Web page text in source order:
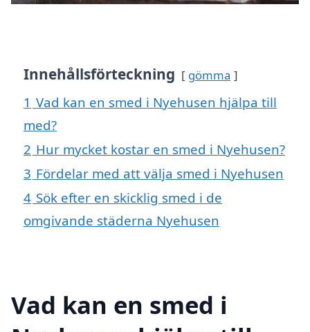
Innehållsförteckning gömma
1 Vad kan en smed i Nyehusen hjälpa till
med?
2 Hur mycket kostar en smed i Nyehusen?
3 Fördelar med att välja smed i Nyehusen
4 Sök efter en skicklig smed i de
omgivande städerna Nyehusen
Vad kan en smed i